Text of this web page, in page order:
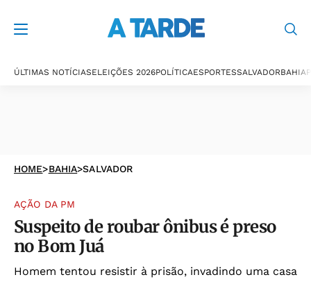
ÚLTIMAS NOTÍCIASELEIÇÕES 2026POLÍTICAESPORTESSALVADORBAHIA
HOME>BAHIA>SALVADOR
AÇÃO DA PM
Suspeito de roubar ônibus é preso
no Bom Juá
Homem tentou resistir à prisão, invadindo uma casa